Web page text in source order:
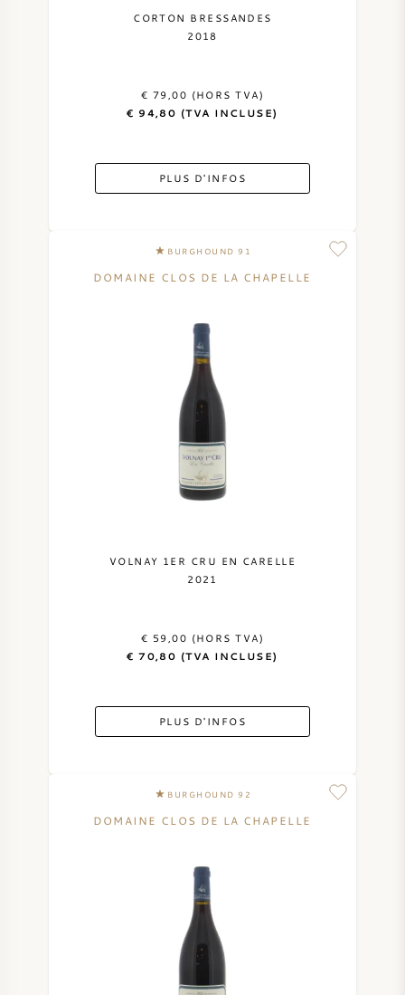
CORTON BRESSANDES
2018
€ 79,00 (HORS TVA)
€ 94,80 (TVA INCLUSE)
PLUS D'INFOS
BURGHOUND 91
DOMAINE CLOS DE LA CHAPELLE
VOLNAY 1ER CRU EN CARELLE
2021
€ 59,00 (HORS TVA)
€ 70,80 (TVA INCLUSE)
PLUS D'INFOS
BURGHOUND 92
DOMAINE CLOS DE LA CHAPELLE